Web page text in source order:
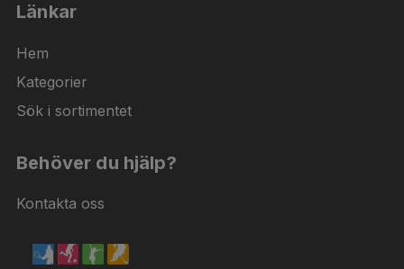
Länkar
Hem
Kategorier
Sök i sortimentet
Behöver du hjälp?
Kontakta oss